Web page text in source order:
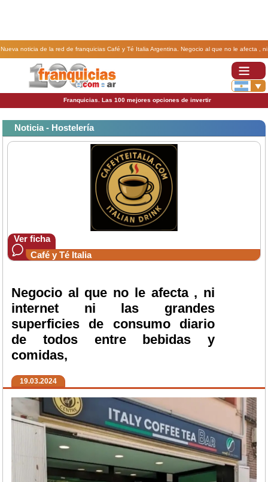
Nueva noticia de la red de franquicias Café y Té Italia Argentina. Negocio al que no le afecta , ni
internet ni las grandes superficies de consumo diario de todos entre bebidas y comidas, .
Franquicias. Las 100 mejores opciones de invertir
Noticia - Hostelería
Ver ficha
Café y Té Italia
Negocio al que no le afecta , ni
internet ni las grandes
superficies de consumo diario
de todos entre bebidas y
comidas,
19.03.2024